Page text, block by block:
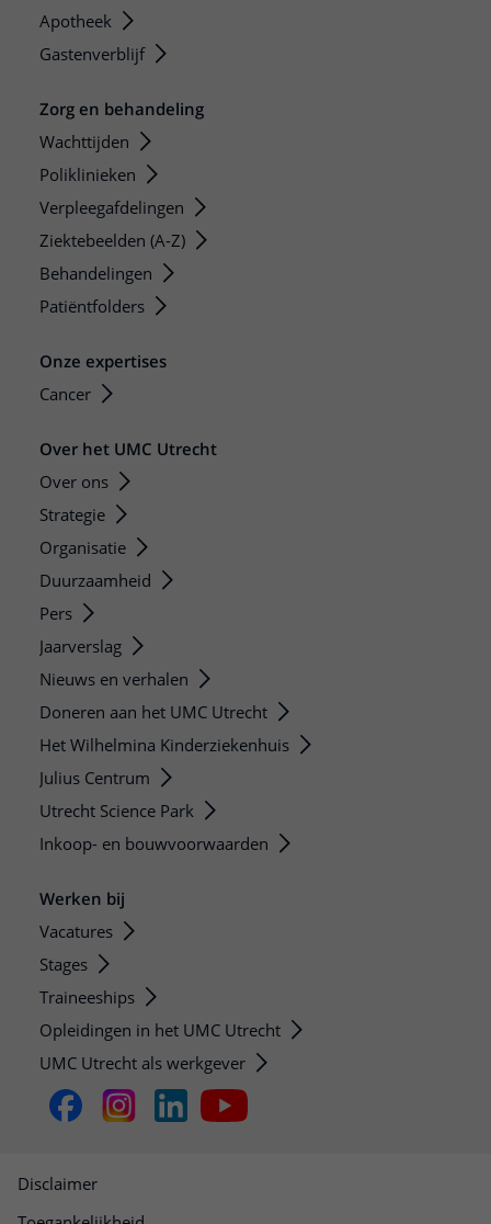
Apotheek
Gastenverblijf
Zorg en behandeling
Wachttijden
Poliklinieken
Verpleegafdelingen
Ziektebeelden (A-Z)
Behandelingen
Patiëntfolders
Onze expertises
Cancer
Over het UMC Utrecht
Over ons
Strategie
Organisatie
Duurzaamheid
Pers
Jaarverslag
Nieuws en verhalen
Doneren aan het UMC Utrecht
Het Wilhelmina Kinderziekenhuis
Julius Centrum
Utrecht Science Park
Inkoop- en bouwvoorwaarden
Werken bij
Vacatures
Stages
Traineeships
Opleidingen in het UMC Utrecht
UMC Utrecht als werkgever
Disclaimer